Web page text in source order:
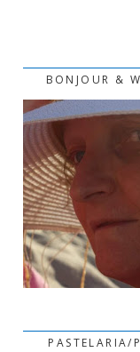
BONJOUR &
PASTELARIA/